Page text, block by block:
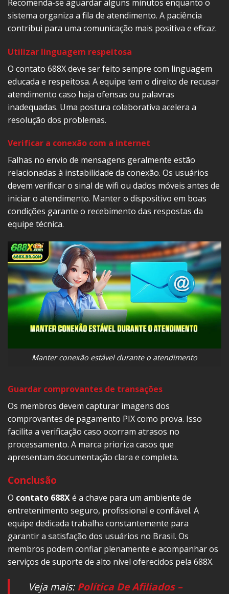
Recomenda-se aguardar alguns minutos enquanto o
sistema organiza a fila de atendimento. A paciência
contribui para uma comunicação mais positiva e eficaz.
Utilizar linguagem respeitosa
O contato 688X deve ser feito sempre com linguagem
educada e respeitosa. A equipe tem o direito de recusar
atendimento caso haja ofensas ou palavras
inadequadas. Uma postura colaborativa acelera a
resolução dos problemas.
Verificar a conexão com a internet
Falhas no envio de mensagens geralmente estão
relacionadas à instabilidade da conexão. Os usuários
devem verificar o sinal de wifi ou dados móveis antes de
iniciar o atendimento. Manter o dispositivo em boas
condições garante o recebimento das respostas da
equipe técnica.
Manter conexão estável durante o atendimento
Guardar comprovantes de transações
Os membros devem capturar imagens dos
comprovantes de pagamento PIX como prova. Isso
facilita a verificação caso ocorram atrasos no
processamento. A marca prioriza casos que
apresentam documentação clara e completa.
Conclusão
O contato 688Xé a chave para um ambiente de
entretenimento seguro, profissional e confiável. A
equipe dedicada trabalha constantemente para
garantir a satisfação dos usuários no Brasil. Os
membros podem confiar plenamente e acompanhar os
serviços de suporte de alto nível oferecidos pela 688X.
Veja mais:Política De Afiliados –